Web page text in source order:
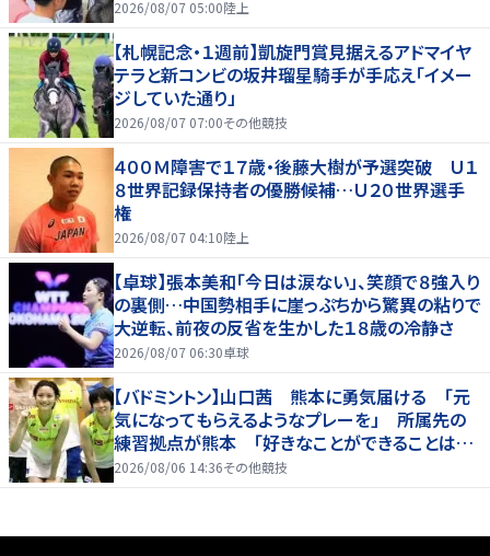
を引っ張る…夏合宿特集第１弾、国学院大
2026/08/07 05:00陸上
【札幌記念・１週前】凱旋門賞見据えるアドマイヤ
テラと新コンビの坂井瑠星騎手が手応え「イメー
ジしていた通り」
2026/08/07 07:00その他競技
４００Ｍ障害で１７歳・後藤大樹が予選突破 Ｕ１
８世界記録保持者の優勝候補…Ｕ２０世界選手
権
2026/08/07 04:10陸上
【卓球】張本美和「今日は涙ない」、笑顔で８強入り
の裏側…中国勢相手に崖っぷちから驚異の粘りで
大逆転、前夜の反省を生かした１８歳の冷静さ
2026/08/07 06:30卓球
【バドミントン】山口茜 熊本に勇気届ける 「元
気になってもらえるようなプレーを」 所属先の
練習拠点が熊本 「好きなことができることは当
たり前じゃない」
2026/08/06 14:36その他競技